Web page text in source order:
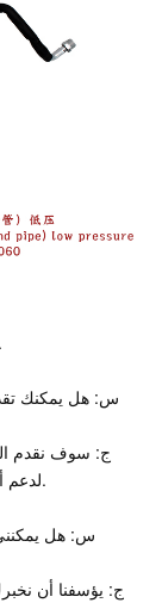
ج: نعم ، يمكننا أن نفعل OEM/ODM كما هو مطلوب.
س: هل يمكنك
ج: سوف نقدم
لدعم أو توفير مواد تدريبية للمنتجات التفصيلية التي تهتم بها.
س: هل يمكنني
ج: يؤسفنا أن